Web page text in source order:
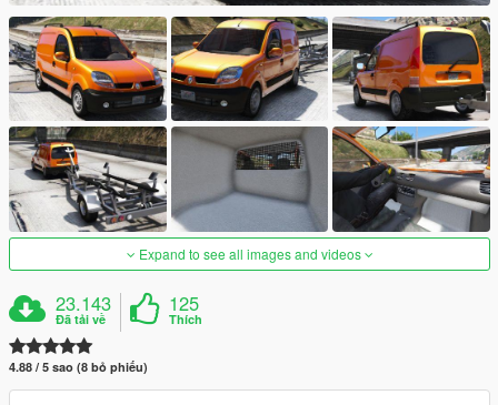
Expand to see all images and videos
23.143
Đã tải về
125
Thích
4.88 / 5 sao (8 bỏ phiếu)